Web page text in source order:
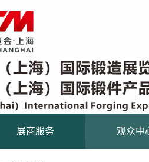
展商服务 观众中